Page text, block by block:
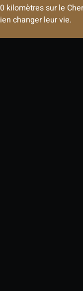
sur le
changer leur vie.